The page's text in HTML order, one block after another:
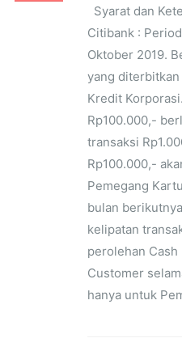
Syarat dan
Citibank :
Oktober 2019.
yang
Kredit
Rp100.000,-
transaksi
Rp100.000,-
Pemegang
bulan
kelipatan
perolehan Cash
Customer
hanya untuk